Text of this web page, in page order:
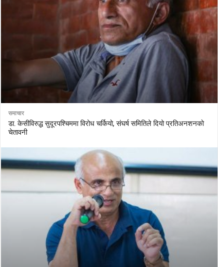
समाचार
डा. केसीविरुद्ध सुदूरपश्चिममा विरोध चर्कियो, संघर्ष समितिले दियो प्रतिअनशनको
चेतावनी